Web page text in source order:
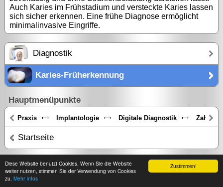
Zustimmen!
Diese Website benutzt Cookies. Wenn Sie die Website
weiter nutzen, stimmen Sie der Verwendung von Cookies
zu. Mehr Infos
Auch Karies im Frühstadium und versteckte Karies lassen
sich sicher erkennen. Eine frühe Diagnose ermöglicht
minimalinvasive Eingriffe.
Diagnostik
Karies-Früherkennung
Hauptmenüpunkte
Praxis Implantologie Digitale Diagnostik
Startseite
Impressum|Datenschutz|Kontakt/Öffnungszeiten Zahnlexikon